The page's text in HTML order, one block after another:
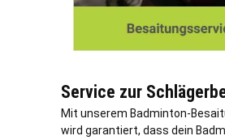
Service zur
Mit unserem Badminton-
wird garantiert, dass dein